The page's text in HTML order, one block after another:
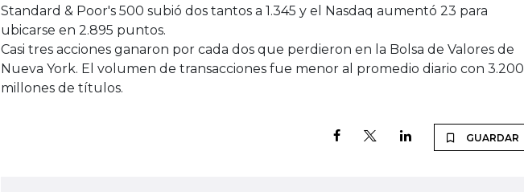
Standard & Poor's 500 subió dos tantos a 1.345 y el Nasdaq aumentó 23 para
ubicarse en 2.895 puntos.
Casi tres acciones ganaron por cada dos que perdieron en la Bolsa de Valores de
Nueva York. El volumen de transacciones fue menor al promedio diario con 3.200
millones de títulos.
GUARDAR